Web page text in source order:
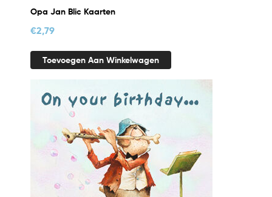
Opa Jan Blic Kaarten
€2,79
Toevoegen Aan Winkelwagen